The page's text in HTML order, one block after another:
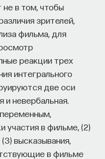
не в том, чтобы
зрителей,
фильма, для
реакции трех
интегрального
две оси
и невербальная.
участия в фильме, (2)
высказывания,
в фильме